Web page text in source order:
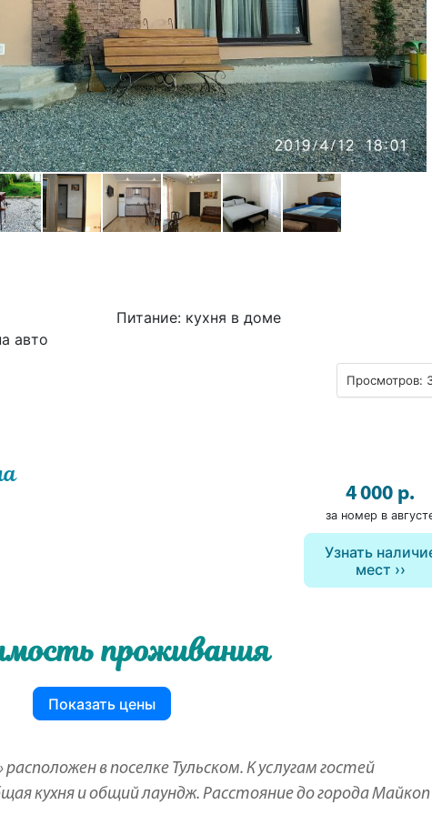
авто
Питание: кухня в доме
Просмотров:
4 000 р.
за номер в
Узнать
мест
проживания
Показать цены
в поселке Тульском. К услугам гостей
кухня и общий лаундж. Расстояние до города Майкоп